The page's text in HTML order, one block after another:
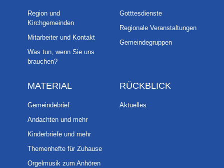
Region und
Kirchgemeinden
Mitarbeiter und Kontakt
Was tun, wenn Sie uns
brauchen?
Gotttesdienste
Regionale Veranstaltungen
Gemeindegruppen
MATERIAL
Gemeindebrief
Andachten und mehr
Kinderbriefe und mehr
Themenhefte für Zuhause
Orgelmusik zum Anhören
RÜCKBLICK
Aktuelles